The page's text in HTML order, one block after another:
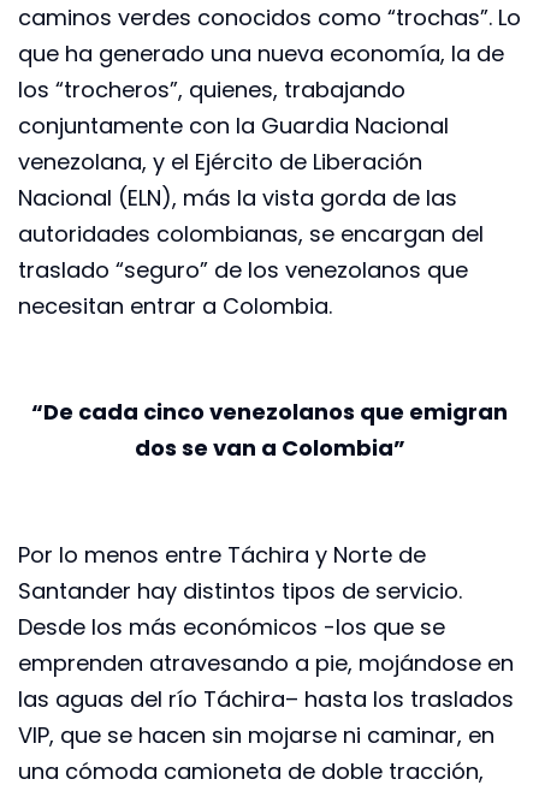
caminos verdes conocidos como “trochas”. Lo
que ha generado una nueva economía, la de
los “trocheros”, quienes, trabajando
conjuntamente con la Guardia Nacional
venezolana, y el Ejército de Liberación
Nacional (ELN), más la vista gorda de las
autoridades colombianas, se encargan del
traslado “seguro” de los venezolanos que
necesitan entrar a Colombia.
“De cada cinco venezolanos que emigran
dos se van a Colombia”
Por lo menos entre Táchira y Norte de
Santander hay distintos tipos de servicio.
Desde los más económicos -los que se
emprenden atravesando a pie, mojándose en
las aguas del río Táchira– hasta los traslados
VIP, que se hacen sin mojarse ni caminar, en
una cómoda camioneta de doble tracción,